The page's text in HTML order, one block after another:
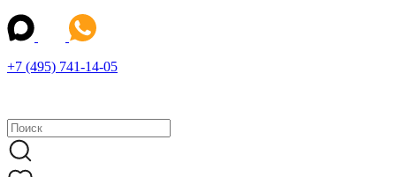
+7 (495) 741-14-05